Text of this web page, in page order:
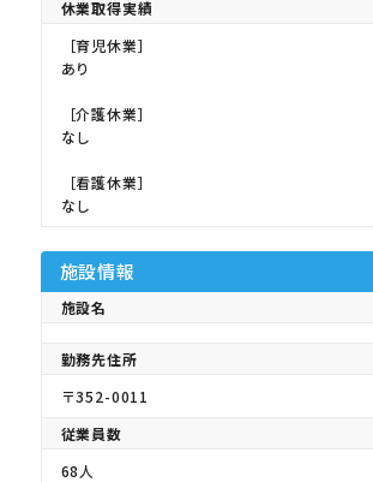
休業取得実績
［育児休業］
あり
［介護休業］
なし
［看護休業］
なし
施設情報
施設名
勤務先住所
〒352-0011
従業員数
68人